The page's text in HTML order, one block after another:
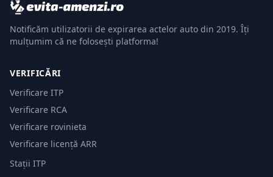
Notificăm utilizatorii de expirarea actelor auto din 2019. Îți
mulțumim că ne folosești platforma!
VERIFICĂRI
Verificare ITP
Verificare RCA
Verificare rovinieta
Verificare licență ARR
Stații ITP